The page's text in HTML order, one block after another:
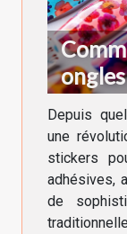
Depuis
une
stickers
adhésives,
de